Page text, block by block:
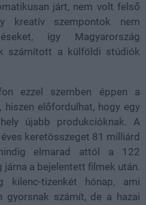
járt, nem volt felső
kreatív szempontok nem
így Magyarország
számított a külföldi stúdiók
ezzel szemben éppen a
hiszen előfordulhat, hogy egy
újabb produkcióknak. A
keretösszeget 81 milliárd
elmarad attól a 122
a bejelentett filmek után.
tizenkét hónap, ami
gyorsnak számít, de a hazai